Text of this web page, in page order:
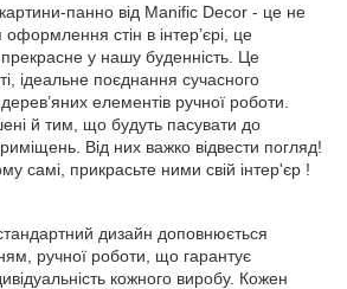
панно від Manific Decor - це не
стін в інтер’єрі, це
прекрасне у нашу буденність. Це
ідеальне поєднання сучасного
елементів ручної роботи.
й тим, що будуть пасувати до
Від них важко відвести погляд!
самі, прикрасьте ними свій інтер'єр !
дизайн доповнюється
ручної роботи, що гарантує
кожного виробу. Кожен